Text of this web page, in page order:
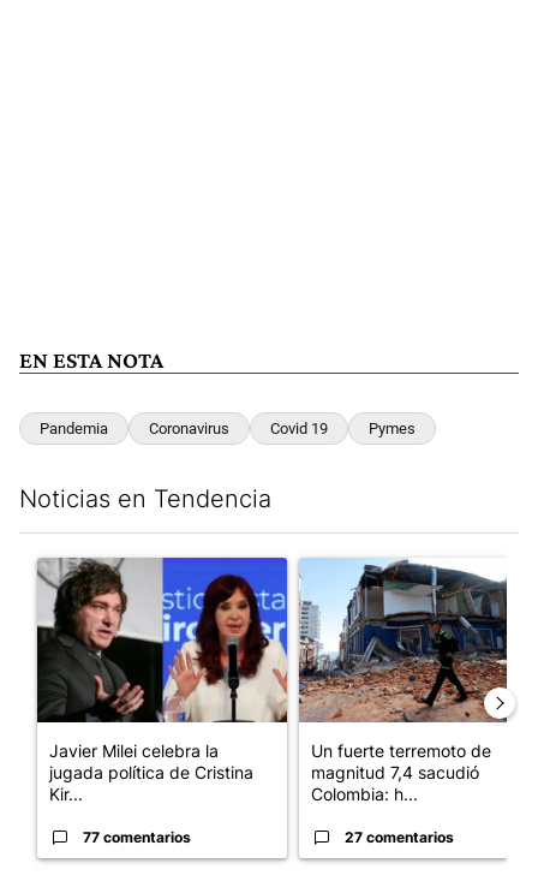
EN ESTA NOTA
Pandemia Coronavirus Covid 19 Pymes
Noticias en Tendencia
Un artículo de tendencia con el título "Javier Milei celebra la
Javier Milei celebra la
jugada política de Cristina
Kir...
77 comentarios
Un artículo de tendencia
Un fuerte terremoto de
magnitud 7,4 sacudió
Colombia: h...
27 comentarios